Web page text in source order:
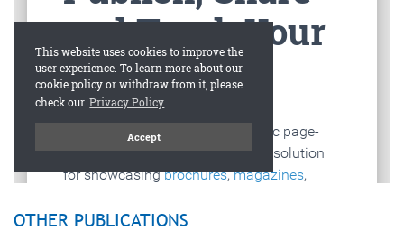
OTHER PUBLICATIONS